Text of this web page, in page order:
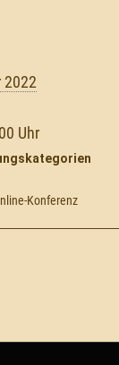
2022
Konferenz